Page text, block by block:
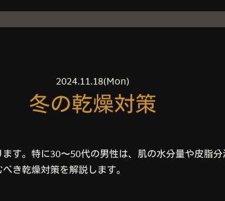
2024.11.18(Mon)
冬の乾燥対策
す。特に30〜50代の男性は、肌の水分量や皮脂
き乾燥対策を解説します。